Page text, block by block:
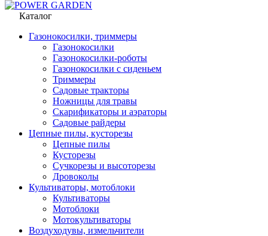
Каталог
Газонокосилки, триммеры
Газонокосилки
Газонокосилки-роботы
Газонокосилки с сиденьем
Триммеры
Садовые тракторы
Ножницы для травы
Скарификаторы и аэраторы
Садовые райдеры
Цепные пилы, кусторезы
Цепные пилы
Кусторезы
Сучкорезы и высоторезы
Дровоколы
Культиваторы, мотоблоки
Культиваторы
Мотоблоки
Мотокультиваторы
Воздуходувы, измельчители